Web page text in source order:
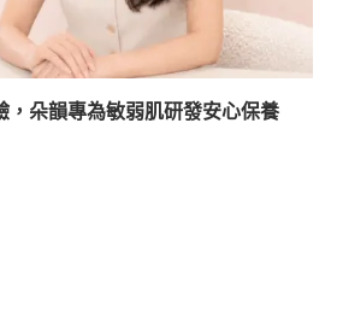
，朵韻專為敏弱肌研發安心保養